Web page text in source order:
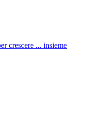
crescere ... insieme